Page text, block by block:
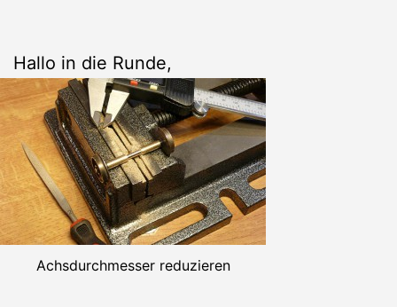
Hallo in die Runde,
Achsdurchmesser reduzieren